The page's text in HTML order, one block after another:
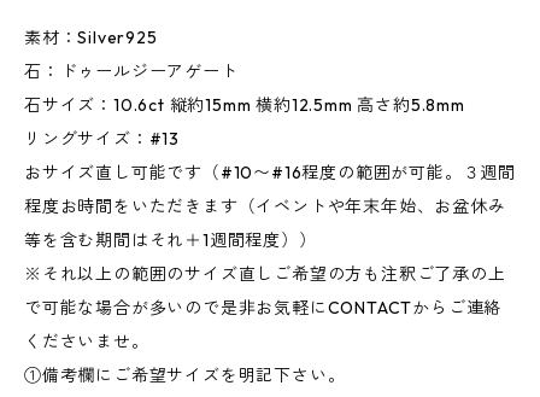
素材：Silver925
石：ドゥールジーアゲート
石サイズ：10.6ct 縦約15mm 横約12.5mm 高さ約5.8mm
リングサイズ：#13
おサイズ直し可能です（#10〜#16程度の範囲が可能。３週間
程度お時間をいただきます（イベントや年末年始、お盆休み
等を含む期間はそれ＋1週間程度））
※それ以上の範囲のサイズ直しご希望の方も注釈ご了承の上
で可能な場合が多いので是非お気軽にCONTACTからご連絡
くださいませ。
①備考欄にご希望サイズを明記下さい。